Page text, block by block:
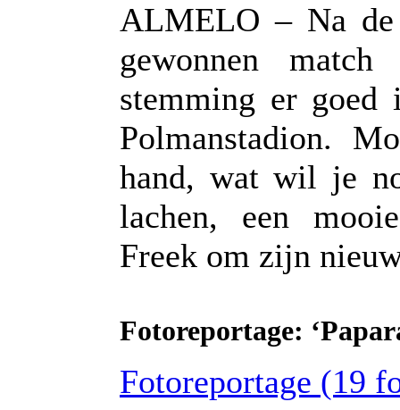
ALMELO – Na de
gewonnen
stemming er goed
Polmanstadion.
hand, wat wil je
lachen, een
Freek om zijn
Fotoreportage:
Fotoreportage (19